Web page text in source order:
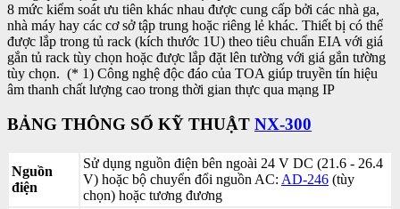
8 mức kiểm soát ưu tiên khác nhau được cung cấp bởi các nhà ga,
nhà máy hay các cơ sở tập trung hoặc riêng lẻ khác. Thiết bị có thể
được lắp trong tủ rack (kích thước 1U) theo tiêu chuẩn EIA với giá
gắn tủ rack tùy chọn hoặc được lắp đặt lên tường với giá gắn tường
tùy chọn. (* 1) Công nghệ độc đáo của TOA giúp truyền tín hiệu
âm thanh chất lượng cao trong thời gian thực qua mạng IP
BẢNG THÔNG SỐ KỸ THUẬT NX-300
Nguồn
điện
Sử dụng nguồn điện bên ngoài 24 V DC (21.6 - 26.4
V) hoặc bộ chuyển đổi nguồn AC: AD-246 (tùy
chọn) hoặc tương đương